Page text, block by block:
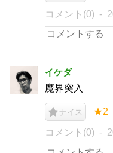
コメント(0)
イケダ
魔界突入
ナイス ★2
コメント(0)